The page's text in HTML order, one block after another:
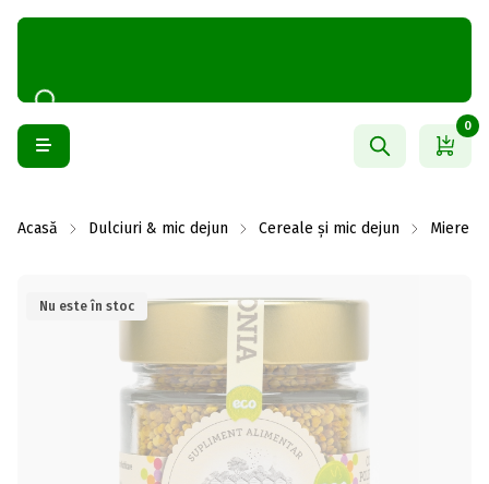
0
Acasă Dulciuri & mic dejun Cereale și mic dejun Miere
Nu este în stoc